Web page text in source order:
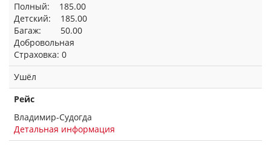
Полный: 185.00
Детский: 185.00
Багаж: 50.00
Добровольная
Страховка: 0
Ушёл
Рейс
Владимир-Судогда
Детальная информация